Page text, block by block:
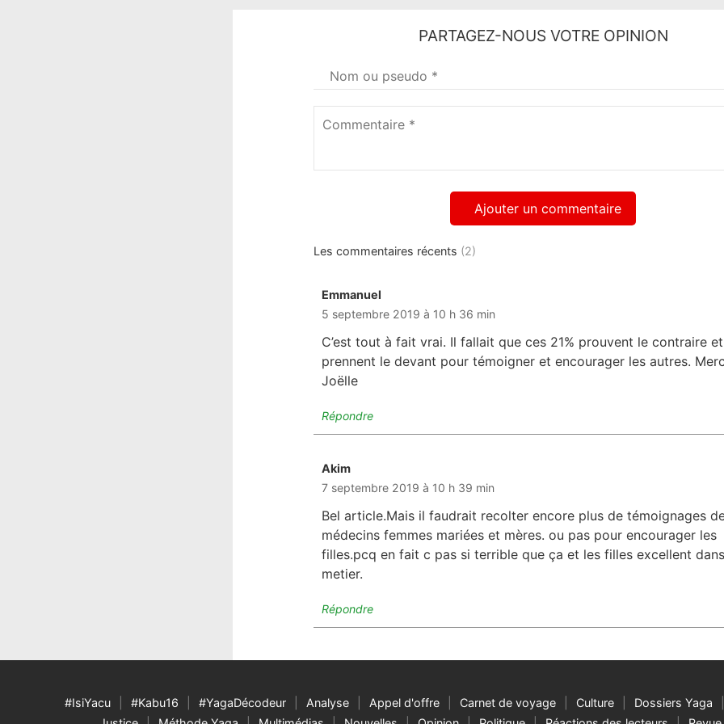
PARTAGEZ-NOUS VOTRE OPINION
Votre
nom*
Les commentaires récents (2)
Emmanuel
5 septembre 2019 à 10 h 36 min
C’est tout à fait vrai. Il fallait que ces 21% prouvent le contraire et
prennent le devant pour témoigner et encourager les autres.
Joëlle
Répondre
Akim
7 septembre 2019 à 10 h 39 min
Bel article.Mais il faudrait recolter encore plus de témoignages
médecins femmes mariées et mères. ou pas pour encourager les
filles.pcq en fait c pas si terrible que ça et les filles excellent
metier.
Répondre
#IsiYacu #Kabu16 #YagaDécodeur Analyse Appel d'offre Carnet de voyage Culture
Dossiers Yaga